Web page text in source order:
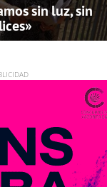
sin luz, sin